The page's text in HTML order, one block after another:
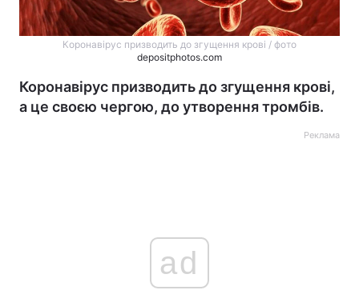
Коронавірус призводить до згущення крові / фото
depositphotos.com
Коронавірус призводить до згущення крові,
а це своєю чергою, до утворення тромбів.
Реклама
ad